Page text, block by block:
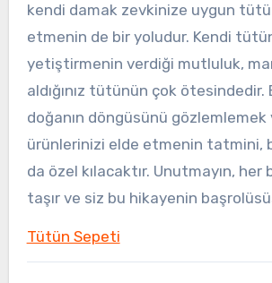
kendi damak zevkinize uygun
etmenin de bir yoludur. Kendi
yetiştirmenin verdiği mutluluk,
aldığınız tütünün çok ötesindedir.
doğanın döngüsünü gözlemlemek
ürünlerinizi elde etmenin tatmini,
da özel kılacaktır. Unutmayın,
taşır ve siz bu hikayenin
Tütün Sepeti